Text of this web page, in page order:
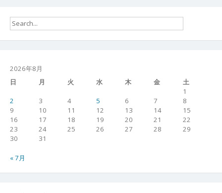
2026年8月
日
月 火 水 木 金
土
1
2
3 4 5 6 7
8
9
10 11 12 13 14
15
16
17 18 19 20 21
22
23
24 25 26 27 28
29
30
31
« 7月